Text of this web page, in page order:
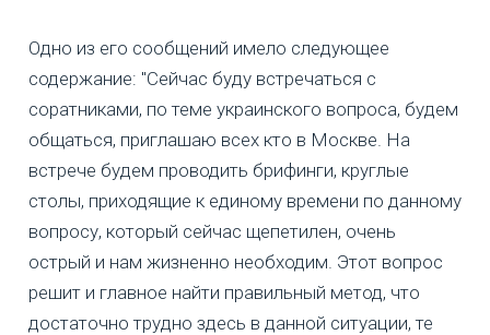
Одно из его сообщений имело следующее
содержание: "Сейчас буду встречаться с
соратниками, по теме украинского вопроса, будем
общаться, приглашаю всех кто в Москве. На
встрече будем проводить брифинги, круглые
столы, приходящие к единому времени по данному
вопросу, который сейчас щепетилен, очень
острый и нам жизненно необходим. Этот вопрос
решит и главное найти правильный метод, что
достаточно трудно здесь в данной ситуации, те